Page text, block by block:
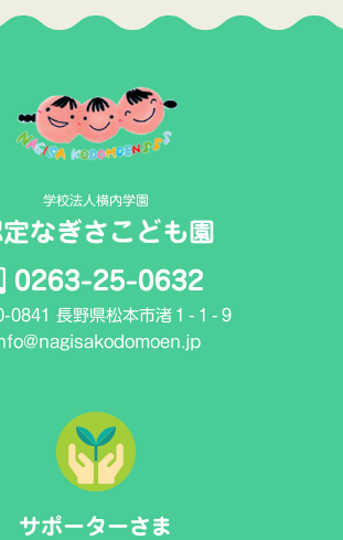
学校法人横内学園
なぎさこども園
0263-25-0632
0841 長野県松本市渚１-１-９
サポーターさま